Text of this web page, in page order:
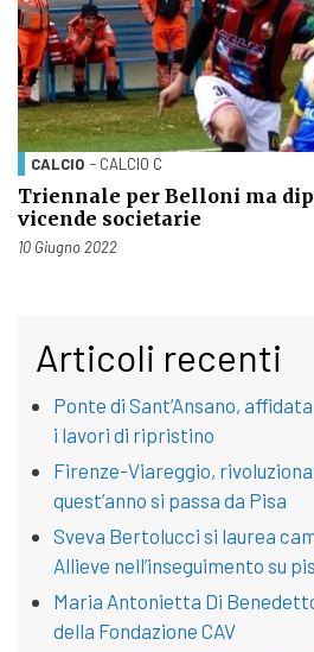
CALCIO - CALCIO C
Triennale per Belloni ma
vicende societarie
Pubblicato il
10 Giugno 2022
Articoli recenti
Ponte di Sant’Ansano,
i lavori di ripristino
Firenze-Viareggio,
quest’anno si passa da Pisa
Sveva Bertolucci si laurea
Allieve nell’inseguimento su
Maria Antonietta Di
della Fondazione CAV